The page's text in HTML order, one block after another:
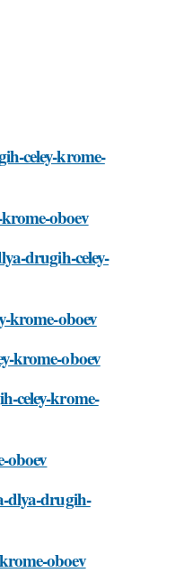
celey-krome-
oboev
drugih-celey-
krome-oboev
krome-oboev
celey-krome-
oboev
dlya-drugih-
oboev